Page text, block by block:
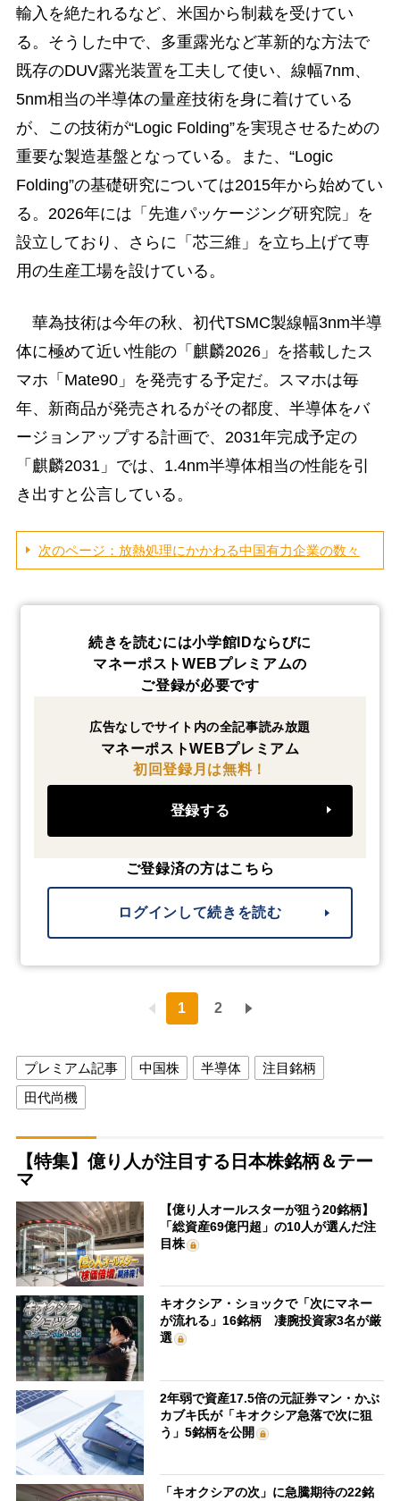
輸入を絶たれるなど、米国から制裁を受けてい
る。そうした中で、多重露光など革新的な方法で
既存のDUV露光装置を工夫して使い、線幅7nm、
5nm相当の半導体の量産技術を身に着けている
が、この技術が“Logic Folding”を実現させるための
重要な製造基盤となっている。また、“Logic
Folding”の基礎研究については2015年から始めてい
る。2026年には「先進パッケージング研究院」を
設立しており、さらに「芯三維」を立ち上げて専
用の生産工場を設けている。
華為技術は今年の秋、初代TSMC製線幅3nm半導
体に極めて近い性能の「麒麟2026」を搭載したス
マホ「Mate90」を発売する予定だ。スマホは毎
年、新商品が発売されるがその都度、半導体をバ
ージョンアップする計画で、2031年完成予定の
「麒麟2031」では、1.4nm半導体相当の性能を引
き出すと公言している。
次のページ：放熱処理にかかわる中国有力企業の数々
続きを読むには小学館IDならびに
マネーポストWEBプレミアムの
ご登録が必要です
広告なしでサイト内の全記事読み放題
マネーポストWEBプレミアム
初回登録月は無料！
登録する
ご登録済の方はこちら
ログインして続きを読む
1 2
プレミアム記事 中国株 半導体
注目銘柄
田代尚機
【特集】億り人が注目する日本株銘柄＆テー
マ
【億り人オールスターが狙う20銘柄】
「総資産69億円超」の10人が選んだ注
目株
キオクシア・ショックで「次にマネー
が流れる」16銘柄 凄腕投資家3名が厳
選
2年弱で資産17.5倍の元証券マン・かぶ
カブキ氏が「キオクシア急落で次に狙
う」5銘柄を公開
「キオクシアの次」に急騰期待の22銘